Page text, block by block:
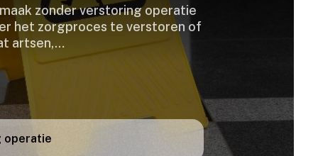
zonder verstoring operatie
het zorgproces te verstoren of
artsen,…
operatie